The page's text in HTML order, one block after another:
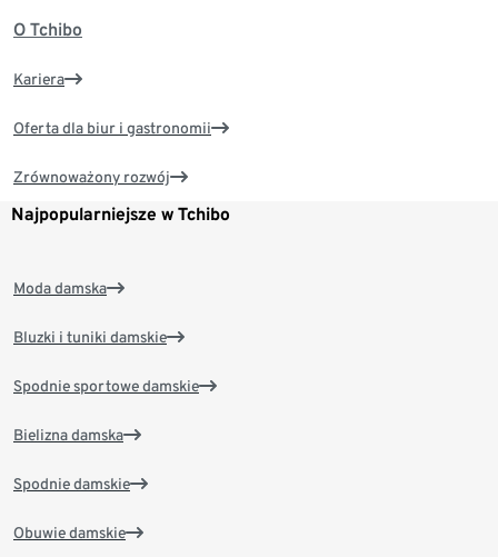
O Tchibo
Kariera
Oferta dla biur i gastronomii
Zrównoważony rozwój
Najpopularniejsze w Tchibo
Moda damska
Bluzki i tuniki damskie
Spodnie sportowe damskie
Bielizna damska
Spodnie damskie
Obuwie damskie